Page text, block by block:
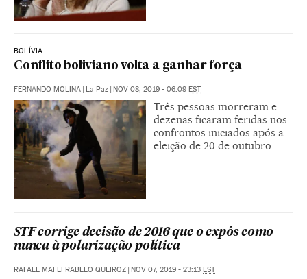
BOLÍVIA
Conflito boliviano volta a ganhar força
FERNANDO MOLINA | La Paz | NOV 08, 2019 - 06:09 EST
Três pessoas morreram e
dezenas ficaram feridas nos
confrontos iniciados após a
eleição de 20 de outubro
STF corrige decisão de 2016 que o expôs como
nunca à polarização política
RAFAEL MAFEI RABELO QUEIROZ | NOV 07, 2019 - 23:13 EST